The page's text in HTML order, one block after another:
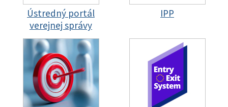
Ústredný portál
verejnej správy
IPP